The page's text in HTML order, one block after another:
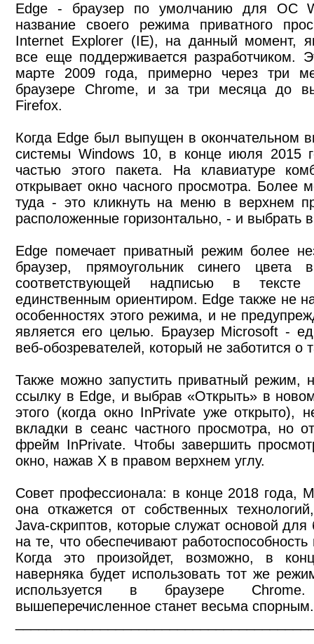
Edge - браузер по умолчанию для ОС
название своего режима приватного
Internet Explorer (IE), на данный момент,
все еще поддерживается разработчиком.
марте 2009 года, примерно через три
браузере Chrome, и за три месяца до
Firefox.
Когда Edge был выпущен в окончательном
системы Windows 10, в конце июля 2015
частью этого пакета. На клавиатуре
открывает окно часного просмотра. Более
туда - это кликнуть на меню в верхнем
расположенные горизонтально, - и выбрать
Edge помечает приватный режим более
браузер, прямоугольник синего
соответствующей надписью в
единственным ориентиром. Edge также не
особенностях этого режима, и не
является его целью. Браузер Microsoft -
веб-обозревателей, который не заботится о
Также можно запустить приватный режим,
ссылку в Edge, и выбрав «Открыть» в
этого (когда окно InPrivate уже открыто),
вкладки в сеанс частного просмотра, но
фрейм InPrivate. Чтобы завершить
окно, нажав X в правом верхнем углу.
Совет профессионала: в конце 2018 года,
она откажется от собственных
Java-скриптов, которые служат основой
на те, что обеспечивают
Когда это произойдет, возможно, в
наверняка будет использовать тот же
используется в браузере
вышеперечисленное станет весьма спорным.